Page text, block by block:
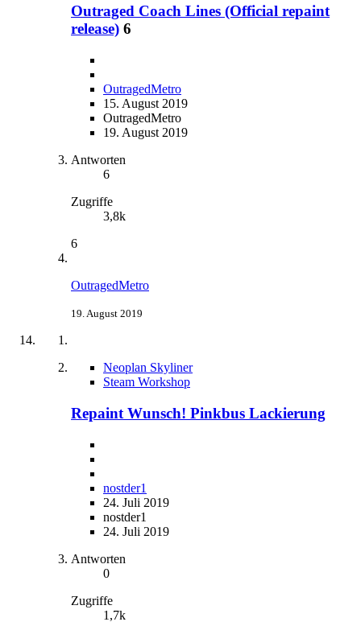
Outraged Coach Lines (Official repaint
release) 6
OutragedMetro
15. August 2019
OutragedMetro
19. August 2019
Antworten
6
Zugriffe
3,8k
6
OutragedMetro
19. August 2019
Neoplan Skyliner
Steam Workshop
Repaint Wunsch! Pinkbus Lackierung
nostder1
24. Juli 2019
nostder1
24. Juli 2019
Antworten
0
Zugriffe
1,7k